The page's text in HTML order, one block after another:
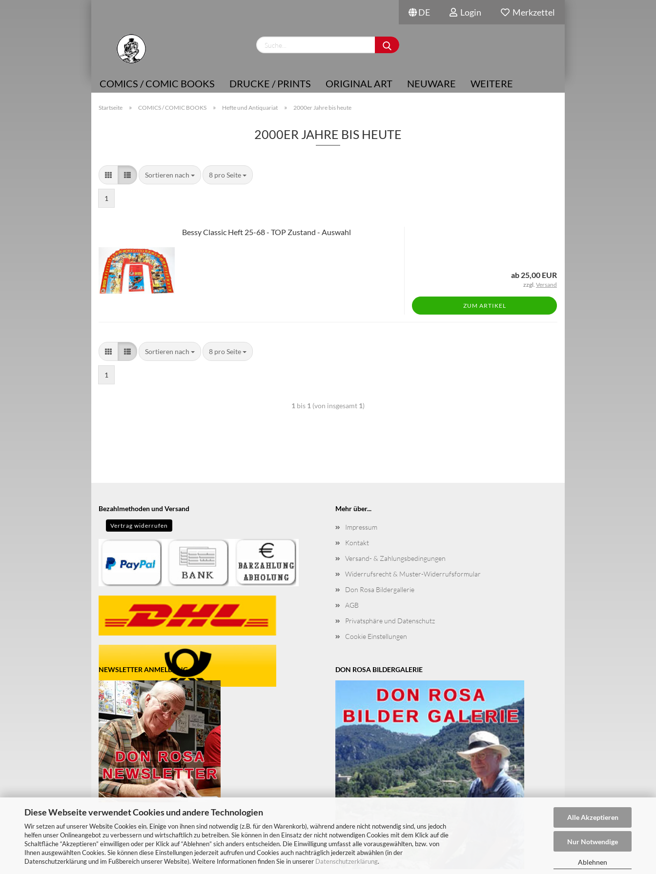
Diese Webseite verwendet Cookies und andere Technologien
Wir setzen auf unserer Website Cookies ein. Einige von ihnen sind notwendig (z.B. für den Warenkorb), während andere nicht notwendig sind, uns jedoch
helfen unser Onlineangebot zu verbessern und wirtschaftlich zu betreiben. Sie können in den Einsatz der nicht notwendigen Cookies mit dem Klick auf die
Schaltfläche “Akzeptieren” einwilligen oder per Klick auf “Ablehnen” sich anders entscheiden. Die Einwilligung umfasst alle vorausgewählten, bzw. von
Ihnen ausgewählten Cookies. Sie können diese Einstellungen jederzeit aufrufen und Cookies auch nachträglich jederzeit abwählen (in der
Datenschutzerklärung und im Fußbereich unserer Website). Weitere Informationen finden Sie in unserer Datenschutzerklärung.
Alle Akzeptieren
Nur Notwendige
Ablehnen
DE
Sprache auswählen
Login Merkzettel
COMICS / COMIC BOOKS DRUCKE / PRINTS ORIGINAL ART NEUWARE WEITERE
Startseite » COMICS / COMIC BOOKS » Hefte und Antiquariat » 2000er Jahre bis heute
2000ER JAHRE BIS HEUTE
Sortieren nach 8 pro Seite
1
Bessy Classic Heft 25-68 - TOP Zustand - Auswahl
ab 25,00 EUR
zzgl. Versand
ZUM ARTIKEL
Sortieren nach 8 pro Seite
1
1 bis 1 (von insgesamt 1)
Bezahlmethoden und Versand
Vertrag widerrufen
Mehr über...
Impressum
Kontakt
Versand- & Zahlungsbedingungen
Widerrufsrecht & Muster-Widerrufsformular
Don Rosa Bildergallerie
AGB
Privatsphäre und Datenschutz
Cookie Einstellungen
NEWSLETTER ANMELDUNG DON ROSA BILDERGALERIE
Vertrag widerrufen
E-Commerce Softwareby Gambio.de © 2022